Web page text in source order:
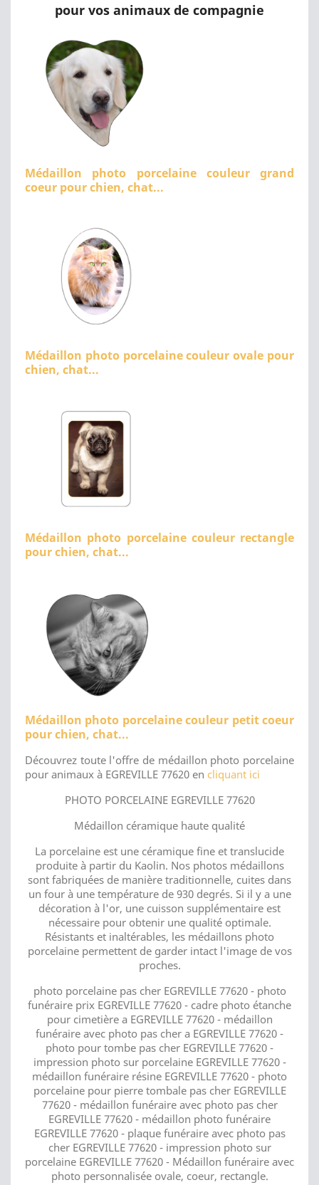
pour vos animaux de compagnie
Médaillon photo porcelaine couleur grand
coeur pour chien, chat...
Médaillon photo porcelaine couleur ovale pour
chien, chat...
Médaillon photo porcelaine couleur rectangle
pour chien, chat...
Médaillon photo porcelaine couleur petit coeur
pour chien, chat...
Découvrez toute l'offre de médaillon photo porcelaine
pour animaux à EGREVILLE 77620 en cliquant ici
PHOTO PORCELAINE EGREVILLE 77620
Médaillon céramique haute qualité
La porcelaine est une céramique fine et translucide
produite à partir du Kaolin. Nos photos médaillons
sont fabriquées de manière traditionnelle, cuites dans
un four à une température de 930 degrés. Si il y a une
décoration à l'or, une cuisson supplémentaire est
nécessaire pour obtenir une qualité optimale.
Résistants et inaltérables, les médaillons photo
porcelaine permettent de garder intact l'image de vos
proches.
photo porcelaine pas cher EGREVILLE 77620 - photo
funéraire prix EGREVILLE 77620 - cadre photo étanche
pour cimetière a EGREVILLE 77620 - médaillon
funéraire avec photo pas cher a EGREVILLE 77620 -
photo pour tombe pas cher EGREVILLE 77620 -
impression photo sur porcelaine EGREVILLE 77620 -
médaillon funéraire résine EGREVILLE 77620 - photo
porcelaine pour pierre tombale pas cher EGREVILLE
77620 - médaillon funéraire avec photo pas cher
EGREVILLE 77620 - médaillon photo funéraire
EGREVILLE 77620 - plaque funéraire avec photo pas
cher EGREVILLE 77620 - impression photo sur
porcelaine EGREVILLE 77620 - Médaillon funéraire avec
photo personnalisée ovale, coeur, rectangle.